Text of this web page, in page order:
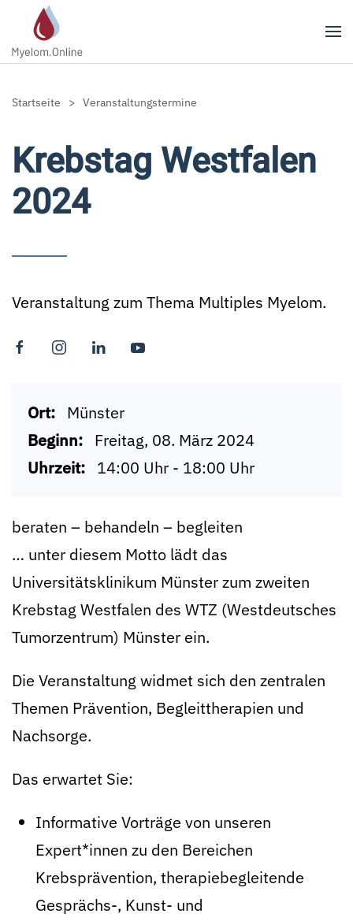
Zum Hauptinhalt springen
Startseite Veranstaltungstermine
Krebstag Westfalen
2024
Veranstaltung zum Thema Multiples Myelom.
Ort: Münster
Beginn: Freitag, 08. März 2024
Uhrzeit: 14:00 Uhr - 18:00 Uhr
beraten – behandeln – begleiten
… unter diesem Motto lädt das
Universitätsklinikum Münster zum zweiten
Krebstag Westfalen des WTZ (Westdeutsches
Tumorzentrum) Münster ein.
Die Veranstaltung widmet sich den zentralen
Themen Prävention, Begleittherapien und
Nachsorge.
Das erwartet Sie:
Informative Vorträge von unseren
Expert*innen zu den Bereichen
Krebsprävention, therapiebegleitende
Gesprächs-, Kunst- und